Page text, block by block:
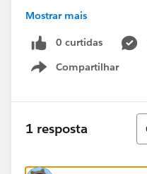
Has anyone
Thanks!
Mostrar mais
0 curtidas
Compartilhar
Show menu
1 resposta